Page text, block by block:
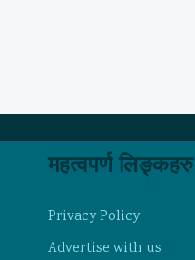
महत्वपर्ण लिङ्कहरु
Privacy Policy
Advertise with us